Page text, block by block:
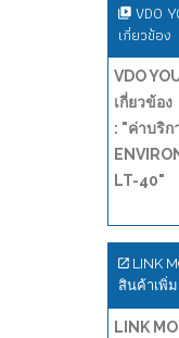
VDO
เกี่ยวข้อง
VDO
เกี่ยวข้อง
: "ค่าบริ
LT-40"
LINK
สินค้าเพิ่ม
LINK